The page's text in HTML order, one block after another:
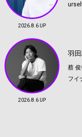
2026.8.6 UP
2026.8.6 UP
羽
蔡
フイ